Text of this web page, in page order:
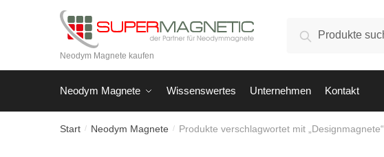
Neodym Magnete kaufen
nach:
Suchen
Neodym Magnete Wissenswertes Unternehmen Kontakt
Start / Neodym Magnete / Produkte verschlagwortet mit „Designmagnete“